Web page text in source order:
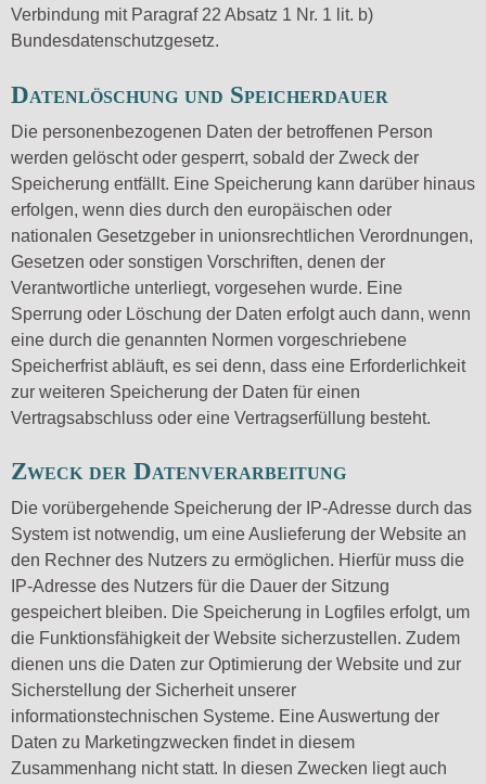
Verbindung mit Paragraf 22 Absatz 1 Nr. 1 lit. b)
Bundesdatenschutzgesetz.
Datenlöschung und Speicherdauer
Die personenbezogenen Daten der betroffenen Person
werden gelöscht oder gesperrt, sobald der Zweck der
Speicherung entfällt. Eine Speicherung kann darüber hinaus
erfolgen, wenn dies durch den europäischen oder
nationalen Gesetzgeber in unionsrechtlichen Verordnungen,
Gesetzen oder sonstigen Vorschriften, denen der
Verantwortliche unterliegt, vorgesehen wurde. Eine
Sperrung oder Löschung der Daten erfolgt auch dann, wenn
eine durch die genannten Normen vorgeschriebene
Speicherfrist abläuft, es sei denn, dass eine Erforderlichkeit
zur weiteren Speicherung der Daten für einen
Vertragsabschluss oder eine Vertragserfüllung besteht.
Zweck der Datenverarbeitung
Die vorübergehende Speicherung der IP-Adresse durch das
System ist notwendig, um eine Auslieferung der Website an
den Rechner des Nutzers zu ermöglichen. Hierfür muss die
IP-Adresse des Nutzers für die Dauer der Sitzung
gespeichert bleiben. Die Speicherung in Logfiles erfolgt, um
die Funktionsfähigkeit der Website sicherzustellen. Zudem
dienen uns die Daten zur Optimierung der Website und zur
Sicherstellung der Sicherheit unserer
informationstechnischen Systeme. Eine Auswertung der
Daten zu Marketingzwecken findet in diesem
Zusammenhang nicht statt. In diesen Zwecken liegt auch